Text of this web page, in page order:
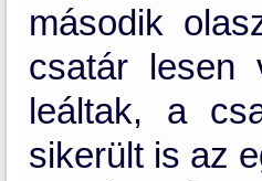
második
csatár lesen
leáltak, a
sikerült is az